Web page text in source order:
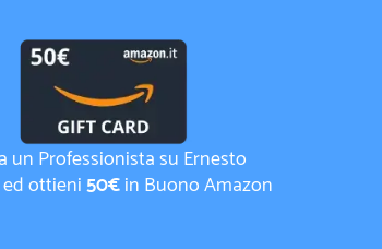
un Professionista su Ernesto
ed ottieni50€in Buono Amazon